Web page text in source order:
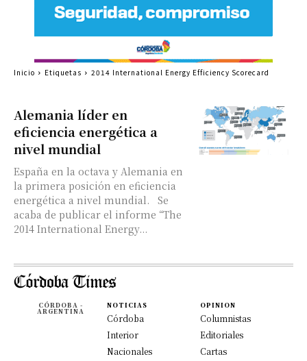
Alemania líder en
eficiencia energética a
nivel mundial
España en la octava y Alemania en
la primera posición en eficiencia
energética a nivel mundial. Se
acaba de publicar el informe “The
2014 International Energy...
Inicio Etiquetas 2014 International Energy Efficiency Scorecard
CÓRDOBA -
ARGENTINA
NOTICIAS
Córdoba
Interior
Nacionales
OPINION
Columnistas
Editoriales
Cartas